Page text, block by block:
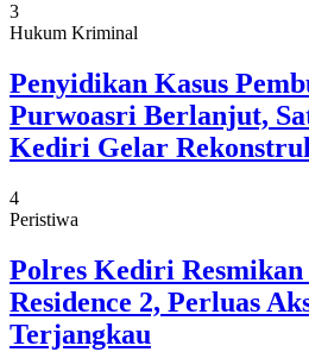
3
Hukum Kriminal
Penyidikan Kasus
Purwoasri Berlanjut,
Kediri Gelar
4
Peristiwa
Polres Kediri
Residence 2, Perluas
Terjangkau